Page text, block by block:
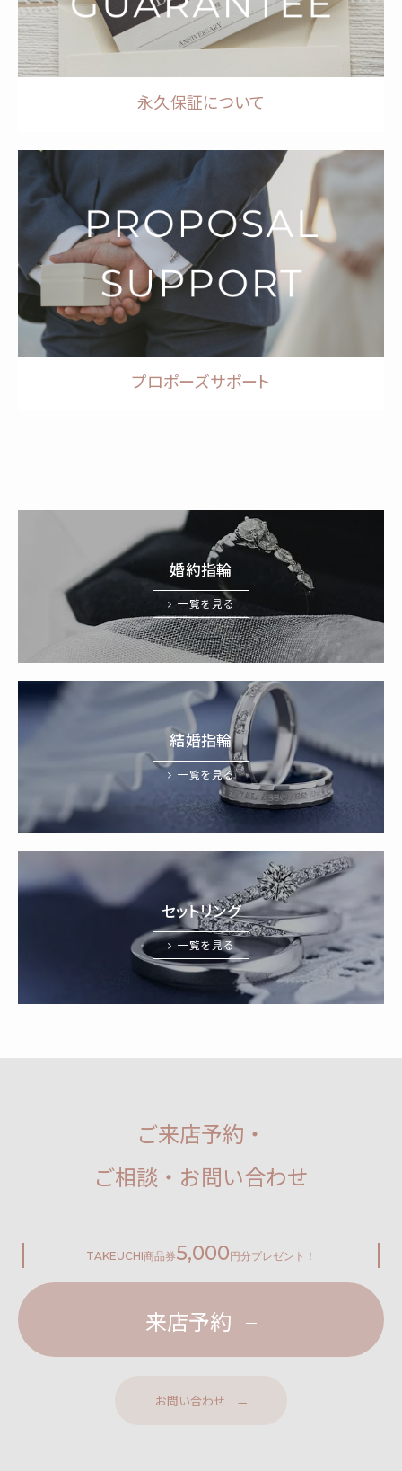
永久保証について
プロポーズサポート
婚約指輪
一覧を見る
結婚指輪
一覧を見る
セットリング
一覧を見る
ご来店予約・
ご相談・お問い合わせ
TAKEUCHI商品券5,000円分プレゼント！
来店予約
お問い合わせ